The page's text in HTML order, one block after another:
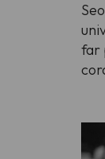
far